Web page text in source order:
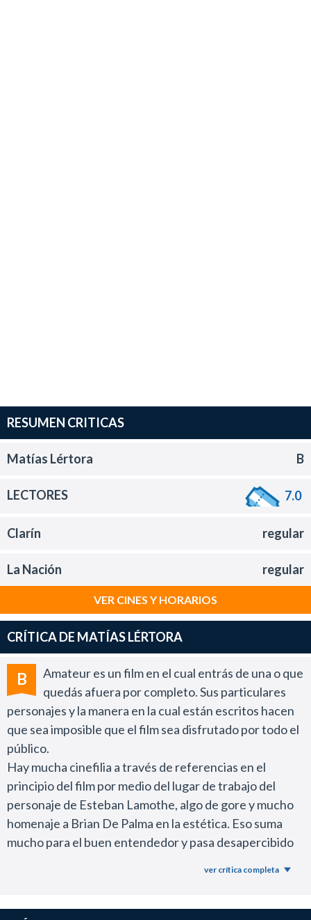
RESUMEN CRITICAS
Matías Lértora B
LECTORES 7.0
Clarín regular
La Nación regular
VER CINES Y HORARIOS
CRÍTICA DE MATÍAS LÉRTORA
B
Amateur es un film en el cual entrás de una o que
quedás afuera por completo. Sus particulares
personajes y la manera en la cual están escritos hacen
que sea imposible que el film sea disfrutado por todo el
público.
Hay mucha cinefilia a través de referencias en el
principio del film por medio del lugar de trabajo del
personaje de Esteban Lamothe, algo de gore y mucho
homenaje a Brian De Palma en la estética. Eso suma
mucho para el buen entendedor y pasa desapercibido
ver crítica completa